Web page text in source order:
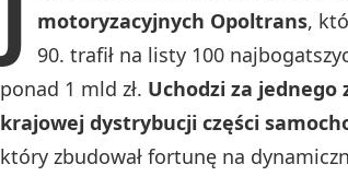
motoryzacyjnych Opoltrans,
90. trafił na listy 100
ponad 1 mld zł. Uchodzi za jednego
krajowej dystrybucji części
który zbudował fortunę na